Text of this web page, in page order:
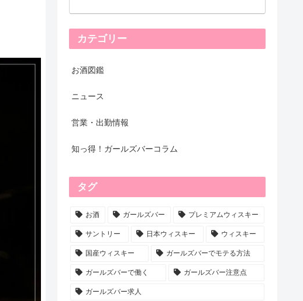
カテゴリー
お酒図鑑
ニュース
営業・出勤情報
知っ得！ガールズバーコラム
タグ
お酒 ガールズバー プレミアムウィスキー
サントリー 日本ウィスキー ウィスキー
国産ウィスキー ガールズバーでモテる方法
ガールズバーで働く ガールズバー注意点
ガールズバー求人